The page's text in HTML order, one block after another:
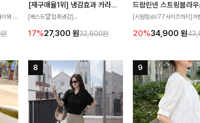
와 자
하늘
[재구매율1위] 냉감효과 카라니트
[베스트🏆접촉냉감]
고 가벼운 소재감으로 여름에도 시원하게
17%27,300 원32,800원
드람린넨 스트링블라
[시원함🧊/77사이즈까지]가
없는 슬릿 카라 디자인이 얼굴
20%34,900 원